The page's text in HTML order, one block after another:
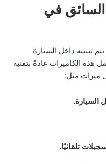
السائق في
تثبيته داخل السيارة
هذه الكاميرات عادةً بتقنية
السيارة.
تلقائيًا.